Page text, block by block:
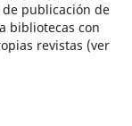
publicación de
bibliotecas con
revistas (ver